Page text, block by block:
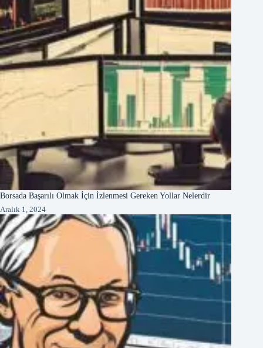
Borsada Başarılı Olmak İçin İzlenmesi Gereken Yollar Nelerdir
Aralık 1, 2024